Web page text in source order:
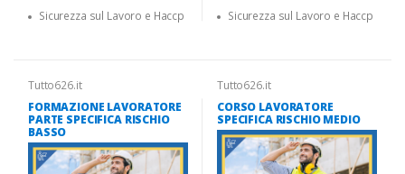
Sicurezza sul Lavoro e Haccp Sicurezza sul Lavoro e Haccp
Tutto626.it
FORMAZIONE LAVORATORE
PARTE SPECIFICA RISCHIO
BASSO
Tutto626.it
CORSO LAVORATORE
SPECIFICA RISCHIO MEDIO